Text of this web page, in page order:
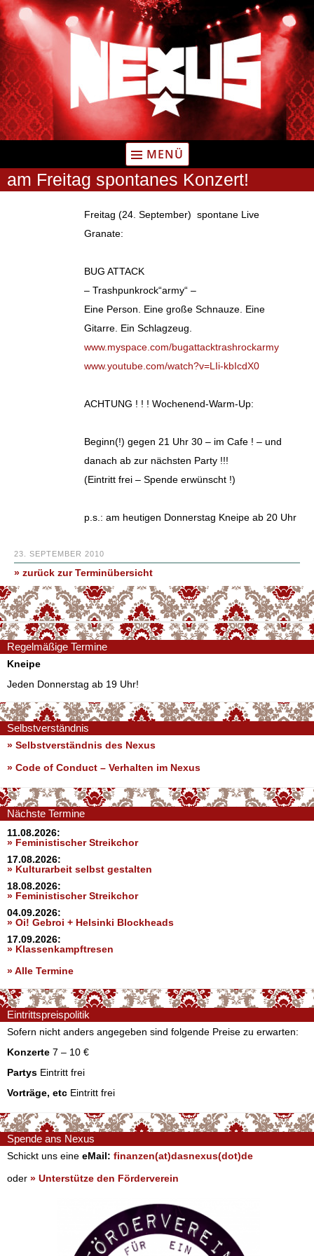
Zum
Inhalt
springen
MENÜ
am Freitag spontanes Konzert!
Freitag (24. September) spontane Live
Granate:
BUG ATTACK
– Trashpunkrock“army“ –
Eine Person. Eine große Schnauze. Eine
Gitarre. Ein Schlagzeug.
www.myspace.com/bugattacktrashrockarmy
www.youtube.com/watch?v=LIi-kbIcdX0
ACHTUNG ! ! ! Wochenend-Warm-Up:
Beginn(!) gegen 21 Uhr 30 – im Cafe ! – und
danach ab zur nächsten Party !!!
(Eintritt frei – Spende erwünscht !)
p.s.: am heutigen Donnerstag Kneipe ab 20 Uhr
23. SEPTEMBER 2010
» zurück zur Terminübersicht
Regelmäßige Termine
Kneipe
Jeden Donnerstag ab 19 Uhr!
Selbstverständnis
» Selbstverständnis des Nexus
» Code of Conduct – Verhalten im Nexus
Nächste Termine
11.08.2026:
» Feministischer Streikchor
17.08.2026:
» Kulturarbeit selbst gestalten
18.08.2026:
» Feministischer Streikchor
04.09.2026:
» Oi! Gebroi + Helsinki Blockheads
17.09.2026:
» Klassenkampftresen
» Alle Termine
Eintrittspreispolitik
Sofern nicht anders angegeben sind folgende Preise zu erwarten:
Konzerte 7 – 10 €
Partys Eintritt frei
Vorträge, etc Eintritt frei
Spende ans Nexus
Schickt uns eine eMail: finanzen(at)dasnexus(dot)de
oder » Unterstütze den Förderverein